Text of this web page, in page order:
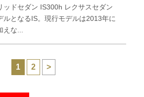
ッドセダン IS300h レクサスセダン
ルとなるIS。現行モデルは2013年に
な...
1 2 >